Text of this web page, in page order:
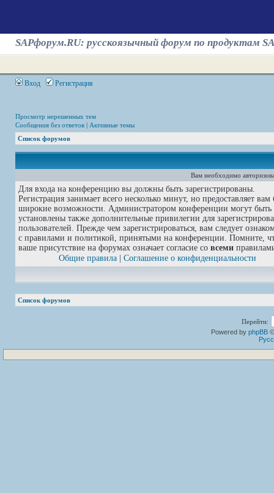
SAPфорум.RU: русскоязычный форум по продуктам
Вход Регистрация
Просмотр нерешенных тем
Сообщения без ответов | Активные темы
Список форумов
Вам необходимо
Для входа на конференцию вы должны быть зарегистрированы.
Регистрация занимает всего несколько минут, но предоставляет вам
широкие возможности. Администратором конференции могут быть
установлены также дополнительные привилегии для
пользователей. Прежде чем зарегистрироваться, вам следует
с правилами и политикой, принятыми на конференции. Помните,
ваше присутствие на форумах означает согласие со всеми
Общие правила
Соглашение о конфиденциальности
Список форумов
Перейти:
Powered by phpBB